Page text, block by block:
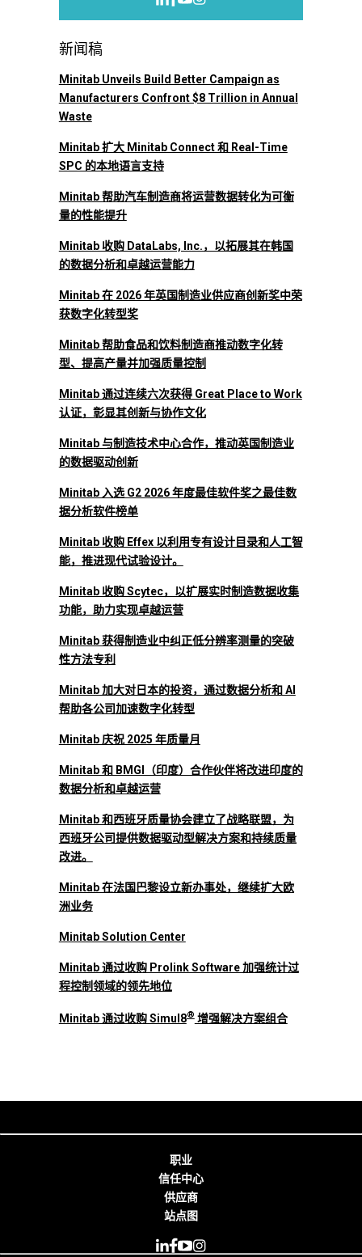
新闻稿
Minitab Unveils Build Better Campaign as
Manufacturers Confront $8 Trillion in Annual
Waste
Minitab 扩大 Minitab Connect 和 Real-Time
SPC 的本地语言支持
Minitab 帮助汽车制造商将运营数据转化为可衡
量的性能提升
Minitab 收购 DataLabs, Inc.，以拓展其在韩国
的数据分析和卓越运营能力
Minitab 在 2026 年英国制造业供应商创新奖中荣
获数字化转型奖
Minitab 帮助食品和饮料制造商推动数字化转
型、提高产量并加强质量控制
Minitab 通过连续六次获得 Great Place to Work
认证，彰显其创新与协作文化
Minitab 与制造技术中心合作，推动英国制造业
的数据驱动创新
Minitab 入选 G2 2026 年度最佳软件奖之最佳数
据分析软件榜单
Minitab 收购 Effex 以利用专有设计目录和人工智
能，推进现代试验设计。
Minitab 收购 Scytec，以扩展实时制造数据收集
功能，助力实现卓越运营
Minitab 获得制造业中纠正低分辨率测量的突破
性方法专利
Minitab 加大对日本的投资，通过数据分析和 AI
帮助各公司加速数字化转型
Minitab 庆祝 2025 年质量月
Minitab 和 BMGI（印度）合作伙伴将改进印度的
数据分析和卓越运营
Minitab 和西班牙质量协会建立了战略联盟，为
西班牙公司提供数据驱动型解决方案和持续质量
改进。
Minitab 在法国巴黎设立新办事处，继续扩大欧
洲业务
Minitab Solution Center
Minitab 通过收购 Prolink Software 加强统计过
程控制领域的领先地位
Minitab 通过收购 Simul8®增强解决方案组合
职业
信任中心
供应商
站点图